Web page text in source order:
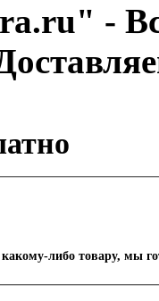
-
какому-либо товару, мы